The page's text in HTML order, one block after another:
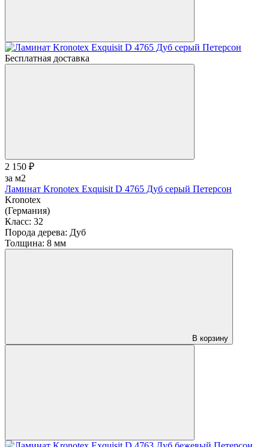
Бесплатная доставка
2 150 ₽
за м2
Ламинат Kronotex Exquisit D 4765 Дуб серый Петерсон
Kronotex
(Германия)
Класс: 32
Порода дерева: Дуб
Толщина: 8 мм
В корзину